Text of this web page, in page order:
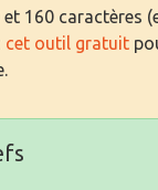
160 caractères
cet outil gratuit